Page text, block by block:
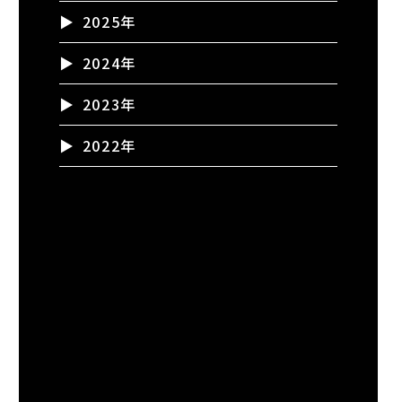
2025年
2024年
2023年
2022年